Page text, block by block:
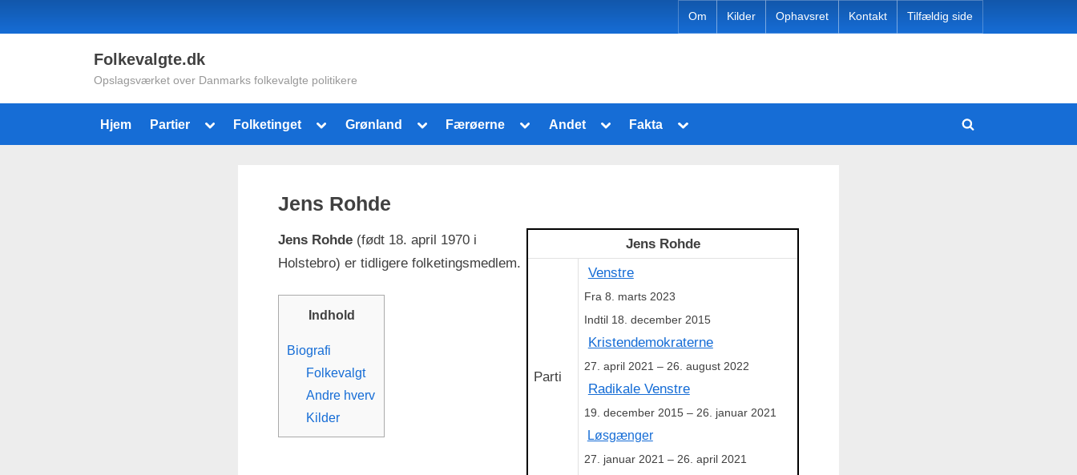
to
Om Kilder Ophavsret Kontakt Tilfældig side
Folkevalgte.dk
Opslagsværket over Danmarks folkevalgte politikere
Hjem Partier
Toggle
menu
Folketinget
Toggle
menu
Grønland
Toggle
menu
Toggle
sub-
Færøerne
Toggle
menu
Toggle
Toggle
sub-
menu
Andet
Toggle
menu
Toggle
sub-
sub-
Fakta
Toggle
menu
Toggle
Jens Rohde
Jens Rohde
Parti
Venstre
Fra 8. marts 2023
Indtil 18. december 2015
Kristendemokraterne
27. april 2021 – 26. august 2022
Radikale Venstre
19. december 2015 – 26. januar 2021
Løsgænger
27. januar 2021 – 26. april 2021
Jens Rohde (født 18. april 1970 i
Holstebro) er tidligere folketingsmedlem.
Indhold
Biografi
Folkevalgt
Andre hverv
Kilder